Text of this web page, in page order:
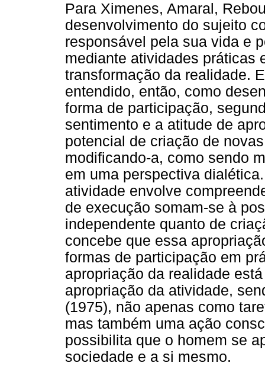
Para Ximenes, Amaral,
desenvolvimento do sujeito
responsável pela sua vida e
mediante atividades práticas
transformação da realidade.
entendido, então, como
forma de participação,
sentimento e a atitude de
potencial de criação de
modificando-a, como sendo
em uma perspectiva
atividade envolve
de execução somam-se à
independente quanto de
concebe que essa
formas de participação em
apropriação da realidade
apropriação da atividade,
(1975), não apenas como
mas também uma ação
possibilita que o homem se
sociedade e a si mesmo.